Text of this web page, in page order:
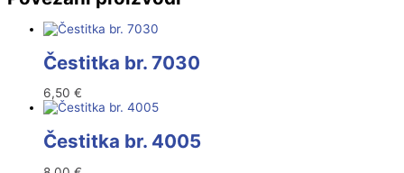
Čestitka br. 7030
6,50 €
Čestitka br. 4005